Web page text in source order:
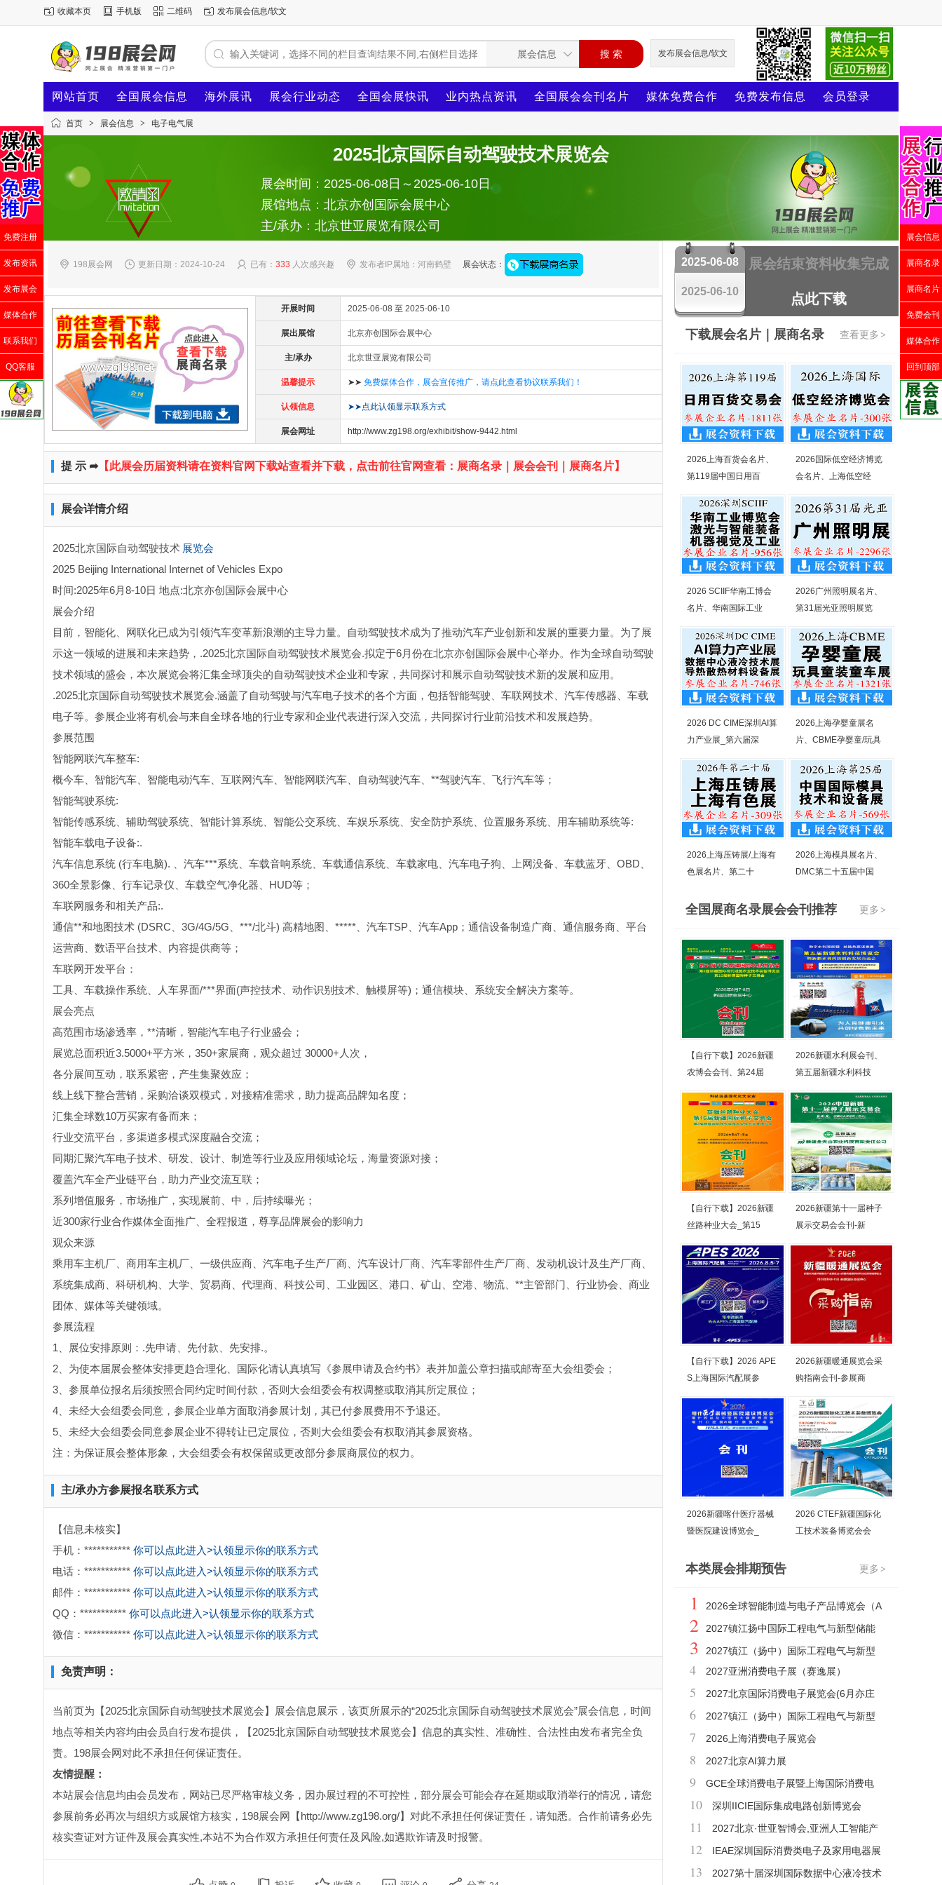
收藏本页 手机版 二维码 发布展会信息/软文
发布展会信息/软文
网站首页 全国展会信息 海外展讯 展会行业动态 全国会展快讯 业内热点资讯 全国展会会刊名片 媒体免费合作 免费发布信息 会员登录
首页 > 展会信息 > 电子电气展
2025北京国际自动驾驶技术展览会
展会时间：2025-06-08日～2025-06-10日
展馆地点：北京亦创国际会展中心
主/承办：北京世亚展览有限公司
198展会网 更新日期：2024-10-24 已有： 333 人次感兴趣 发布者IP属地：河南鹤壁 展会状态：
开展时间 2025-06-08 至 2025-06-10
展出展馆 北京亦创国际会展中心
主/承办 北京世亚展览有限公司
温馨提示 ➤➤ 免费媒体合作，展会宣传推广，请点此查看协议联系我们！
认领信息 ➤➤点此认领显示联系方式
展会网址 http://www.zg198.org/exhibit/show-9442.html
提 示 ➦【此展会历届资料请在资料官网下载站查看并下载，点击前往官网查看：展商名录｜展会会刊｜展商名片】
展会详情介绍
2025北京国际自动驾驶技术 展览会
2025 Beijing International Internet of Vehicles Expo
时间:2025年6月8-10日 地点:北京亦创国际会展中心
展会介绍
目前，智能化、网联化已成为引领汽车变革新浪潮的主导力量。自动驾驶技术成为了推动汽车产业创新和发展的重要力量。为了展
示这一领域的进展和未来趋势，.2025北京国际自动驾驶技术展览会.拟定于6月份在北京亦创国际会展中心举办。作为全球自动驾驶
技术领域的盛会，本次展览会将汇集全球顶尖的自动驾驶技术企业和专家，共同探讨和展示自动驾驶技术新的发展和应用。
.2025北京国际自动驾驶技术展览会.涵盖了自动驾驶与汽车电子技术的各个方面，包括智能驾驶、车联网技术、汽车传感器、车载
电子等。参展企业将有机会与来自全球各地的行业专家和企业代表进行深入交流，共同探讨行业前沿技术和发展趋势。
参展范围
智能网联汽车整车:
概今车、智能汽车、智能电动汽车、互联网汽车、智能网联汽车、自动驾驶汽车、**驾驶汽车、飞行汽车等；
智能驾驶系统:
智能传感系统、辅助驾驶系统、智能计算系统、智能公交系统、车娱乐系统、安全防护系统、位置服务系统、用车辅助系统等:
智能车载电子设备:.
汽车信息系统 (行车电脑). 、汽车***系统、车载音响系统、车载通信系统、车载家电、汽车电子狗、上网没备、车载蓝牙、OBD、
360全景影像、行车记录仪、车载空气净化器、HUD等；
车联网服务和相关产品:.
通信**和地图技术 (DSRC、3G/4G/5G、***/北斗) 高精地图、*****、汽车TSP、汽车App；通信设备制造广商、通信服务商、平台
运营商、数语平台技术、内容提供商等；
车联网开发平台：
工具、车载操作系统、人车界面/***界面(声控技术、动作识别技术、触模屏等)；通信模块、系统安全解决方案等。
展会亮点
高范围市场渗透率，**清晰，智能汽车电子行业盛会；
展览总面积近3.5000+平方米，350+家展商，观众超过 30000+人次，
各分展间互动，联系紧密，产生集聚效应；
线上线下整合营销，采购洽谈双模式，对接精准需求，助力提高品牌知名度；
汇集全球数10万买家有备而来；
行业交流平台，多渠道多模式深度融合交流；
同期汇聚汽车电子技术、研发、设计、制造等行业及应用领域论坛，海量资源对接；
覆盖汽车全产业链平台，助力产业交流互联；
系列增值服务，市场推广，实现展前、中，后持续曝光；
近300家行业合作媒体全面推广、全程报道，尊享品牌展会的影响力
观众来源
乘用车主机厂、商用车主机厂、一级供应商、汽车电子生产厂商、汽车设计厂商、汽车零部件生产厂商、发动机设计及生产厂商、
系统集成商、科研机构、大学、贸易商、代理商、科技公司、工业园区、港口、矿山、空港、物流、**主管部门、行业协会、商业
团体、媒体等关键领域。
参展流程
1、展位安排原则：.先申请、先付款、先安排.。
2、为使本届展会整体安排更趋合理化、国际化请认真填写《参展申请及合约书》表并加盖公章扫描或邮寄至大会组委会；
3、参展单位报名后须按照合同约定时间付款，否则大会组委会有权调整或取消其所定展位；
4、未经大会组委会同意，参展企业单方面取消参展计划，其已付参展费用不予退还。
5、未经大会组委会同意参展企业不得转让已定展位，否则大会组委会有权取消其参展资格。
注：为保证展会整体形象，大会组委会有权保留或更改部分参展商展位的权力。
主/承办方参展报名联系方式
【信息未核实】
手机：*********** 你可以点此进入>认领显示你的联系方式
电话：*********** 你可以点此进入>认领显示你的联系方式
邮件：*********** 你可以点此进入>认领显示你的联系方式
QQ：*********** 你可以点此进入>认领显示你的联系方式
微信：*********** 你可以点此进入>认领显示你的联系方式
免责声明：
当前页为【2025北京国际自动驾驶技术展览会】展会信息展示，该页所展示的“2025北京国际自动驾驶技术展览会”展会信息，时间
地点等相关内容均由会员自行发布提供，【2025北京国际自动驾驶技术展览会】信息的真实性、准确性、合法性由发布者完全负
责。198展会网对此不承担任何保证责任。
友情提醒：
本站展会信息均由会员发布，网站已尽严格审核义务，因办展过程的不可控性，部分展会可能会存在延期或取消举行的情况，请您
参展前务必再次与组织方或展馆方核实，198展会网【http://www.zg198.org/】对此不承担任何保证责任，请知悉。合作前请务必先
核实查证对方证件及展会真实性,本站不为合作双方承担任何责任及风险,如遇欺诈请及时报警。
2025-06-08
2025-06-10
展会结束资料收集完成
点此下载
查看更多 >
下载展会名片｜展商名录
2026上海百货会名片、
第119届中国日用百
2026国际低空经济博览
会名片、上海低空经
2026 SCIIF华南工博会
名片、华南国际工业
2026广州照明展名片、
第31届光亚照明展览
2026 DC CIME深圳AI算
力产业展_第六届深
2026上海孕婴童展名
片、CBME孕婴童/玩具
2026上海压铸展/上海有
色展名片、第二十
2026上海模具展名片、
DMC第二十五届中国
更多 >
全国展商名录展会会刊推荐
【自行下载】2026新疆
农博会会刊、第24届
2026新疆水利展会刊、
第五届新疆水利科技
【自行下载】2026新疆
丝路种业大会_第15
2026新疆第十一届种子
展示交易会会刊-新
【自行下载】2026 APE
S上海国际汽配展参
2026新疆暖通展览会采
购指南会刊-参展商
2026新疆喀什医疗器械
暨医院建设博览会_
2026 CTEF新疆国际化
工技术装备博览会会
更多 >
本类展会排期预告
1
2026全球智能制造与电子产品博览会（A
IE）澳门展
2
2027镇江扬中国际工程电气与新型储能
展
3
2027镇江（扬中）国际工程电气与新型
储能展会
4 2027亚洲消费电子展（赛逸展）
5
2027北京国际消费电子展览会(6月亦庄
展)
6
2027镇江（扬中）国际工程电气与新型
储能产业博览会
7 2026上海消费电子展览会
8 2027北京AI算力展
9
GCE全球消费电子展暨上海国际消费电
子及家电展览会
10 深圳IICIE国际集成电路创新博览会
11
2027北京·世亚智博会,亚洲人工智能产
业展览会（6月亦庄展）
12 IEAE深圳国际消费类电子及家用电器展
13 2027第十届深圳国际数据中心液冷技术
免费注册
发布资讯
发布展会
媒体合作
联系我们
QQ客服
展会信息
展商名录
展商名片
免费会刊
媒体合作
回到顶部